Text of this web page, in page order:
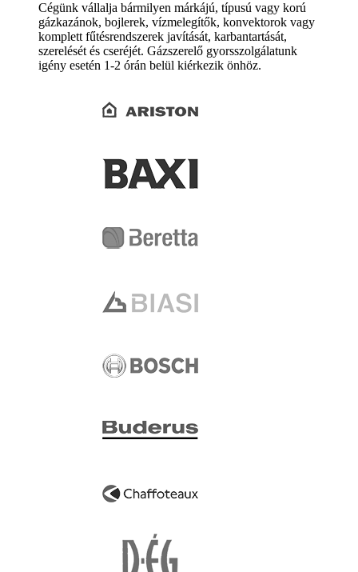
Cégünk vállalja bármilyen márkájú, típusú vagy korú
gázkazánok, bojlerek, vízmelegítők, konvektorok vagy
komplett fűtésrendszerek javítását, karbantartását,
szerelését és cseréjét. Gázszerelő gyorsszolgálatunk
igény esetén 1-2 órán belül kiérkezik önhöz.